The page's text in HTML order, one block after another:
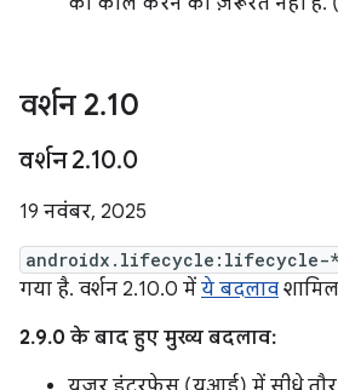
वर्शन 2.10
वर्शन 2.10.0
19 नवंबर, 2025
androidx.lifecycle:lifecycle-
गया है. वर्शन 2.10.0 में ये बदलाव
2.9.0 के बाद हुए मुख्य बदलाव: